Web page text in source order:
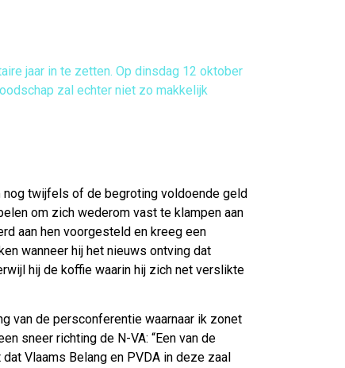
jaar in te zetten. Op dinsdag 12 oktober
zal echter niet zo makkelijk
nog twijfels of de begroting voldoende geld
om zich wederom vast te klampen aan
aan hen voorgesteld en kreeg een
wanneer hij het nieuws ontving dat
hij de koffie waarin hij zich net verslikte
van de persconferentie waarnaar ik zonet
sneer richting de N-VA: “Een van de
Vlaams Belang en PVDA in deze zaal